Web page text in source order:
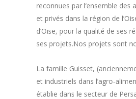
reconnues par l’ensemble des
et privés dans la région de
d’Oise, pour la qualité de ses
ses projets.Nos projets sont
La famille Guisset,
et industriels dans l’agro-
établie dans le secteur de